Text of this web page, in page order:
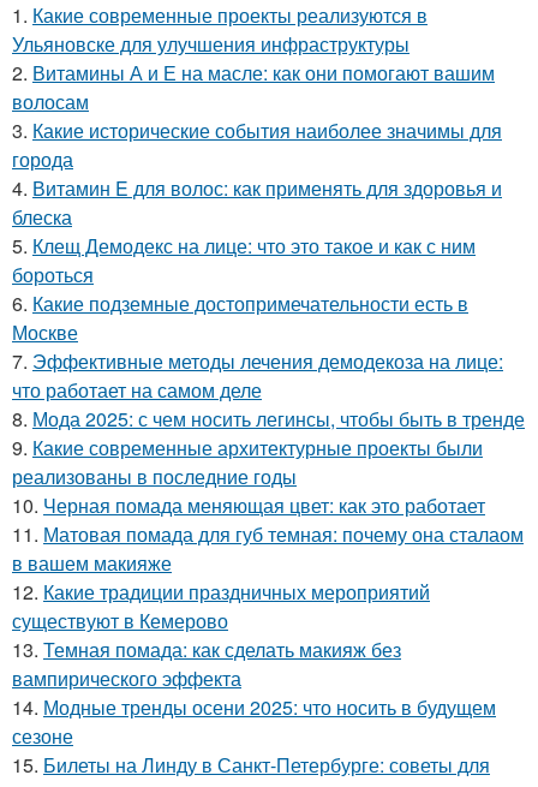
1. Какие современные проекты реализуются в
Ульяновске для улучшения инфраструктуры
2. Витамины А и Е на масле: как они помогают вашим
волосам
3. Какие исторические события наиболее значимы для
города
4. Витамин E для волос: как применять для здоровья и
блеска
5. Клещ Демодекс на лице: что это такое и как с ним
бороться
6. Какие подземные достопримечательности есть в
Москве
7. Эффективные методы лечения демодекоза на лице:
что работает на самом деле
8. Мода 2025: с чем носить легинсы, чтобы быть в тренде
9. Какие современные архитектурные проекты были
реализованы в последние годы
10. Черная помада меняющая цвет: как это работает
11. Матовая помада для губ темная: почему она сталаом
в вашем макияже
12. Какие традиции праздничных мероприятий
существуют в Кемерово
13. Темная помада: как сделать макияж без
вампирического эффекта
14. Модные тренды осени 2025: что носить в будущем
сезоне
15. Билеты на Линду в Санкт-Петербурге: советы для